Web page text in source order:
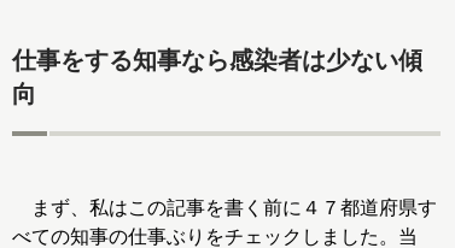
仕事をする知事なら感染者は少ない傾
向
まず、私はこの記事を書く前に４７都道府県す
べての知事の仕事ぶりをチェックしました。当